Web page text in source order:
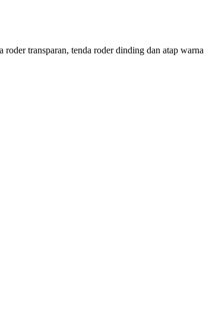
transparan, tenda roder dinding dan atap warna